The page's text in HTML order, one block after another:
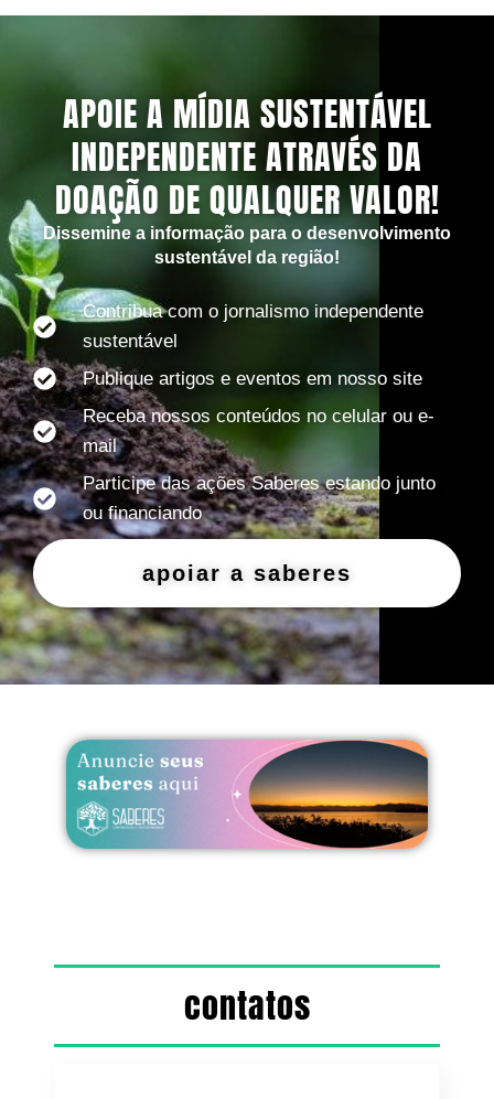
APOIE A MÍDIA SUSTENTÁVEL
INDEPENDENTE ATRAVÉS DA
DOAÇÃO DE QUALQUER VALOR!
Dissemine a informação para o desenvolvimento
sustentável da região!
Contribua com o jornalismo independente
sustentável
Publique artigos e eventos em nosso site
Receba nossos conteúdos no celular ou e-
mail
Participe das ações Saberes estando junto
ou financiando
apoiar a saberes
contatos